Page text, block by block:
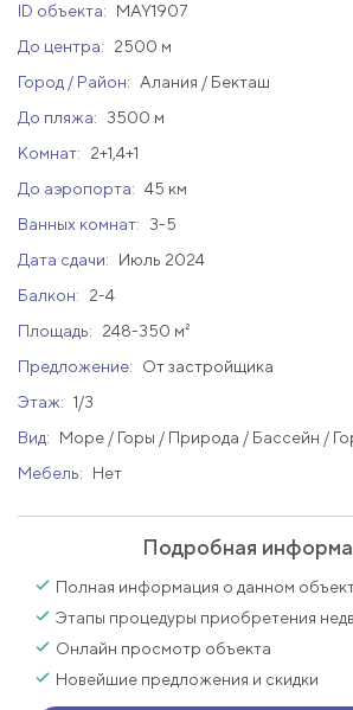
ID объекта:
MAY1907
До центра:
2500 м
Город / Район:
Алания / Бекташ
До пляжа:
3500 м
Комнат:
2+1,4+1
До аэропорта: 45 км
Ванных комнат:
3-5
Дата сдачи:
Июль 2024
Балкон:
2-4
Площадь:
248-350 м²
Предложение:
От застройщика
Этаж: 1/3
Вид:
Море / Горы / Природа / Бассейн /
Мебель:
Нет
Подробная
Полная информация о данном
Этапы процедуры приобретения
Онлайн просмотр объекта
Новейшие предложения и скидки